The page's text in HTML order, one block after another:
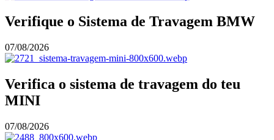
Verifique o Sistema de Travagem BMW
07/08/2026
Verifica o sistema de travagem do teu
MINI
07/08/2026